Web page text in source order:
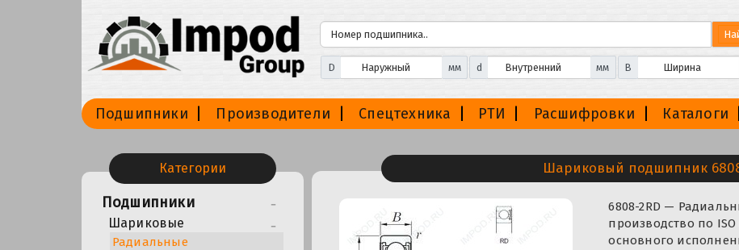
D мм d мм B
Подшипники Производители Спецтехника РТИ Расшифровки Каталоги
Категории
Подшипники
Шариковые
Радиальные
Шариковый подшипник
6808-2RD —
производство по
основного